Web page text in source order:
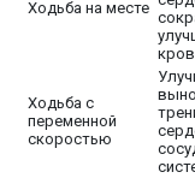
Ходьба на месте
Ходьба с
переменной
скоростью